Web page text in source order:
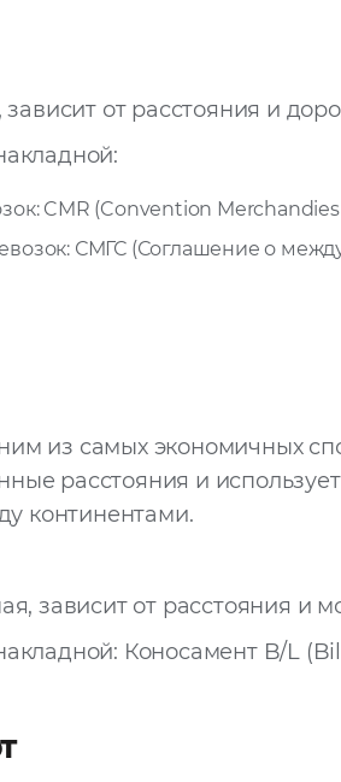
от расстояния и
CMR (Convention
СМГС (Соглашение о
из самых экономичных
расстояния и
континентами.
зависит от расстояния и
Коносамент B/L